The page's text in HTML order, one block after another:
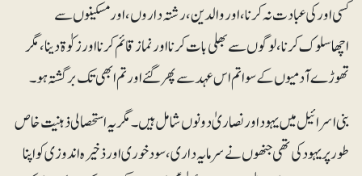
کسی اور کی عبادت نہ کرنا، اور والدین، رشتہ داروں، اور مسکینوں سے
اچھاسلوک کرنا ، لوگوں سے بھلی بات کرنا اور نماز قائم کرنا اور زکوٰۃ دینا، مگر
تھوڑے آدمیوں کے سوا تم اس عہد سے پھر گئے اور تم ابھی تک برگشتہ ہو۔
بنی اسرائیل میں یہود اور نصاریٰ دونوں شامل ہیں۔ مگر یہ استحصالی ذہنیت خاص
طور پر یہود کی تھی جنھوں نے سرمایہ داری ، سود خوری اور ذخیرہ اندوزی کو اپنا